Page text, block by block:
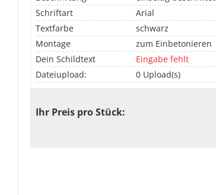
Schriftart
Arial
Textfarbe
schwarz
Montage
zum Einbetonieren
Dein Schildtext
Eingabe fehlt
Dateiupload:
0 Upload(s)
Ihr Preis pro Stück: